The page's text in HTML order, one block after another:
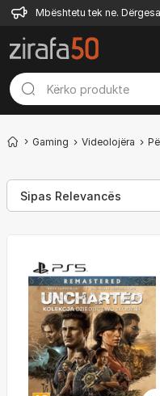
Mbështetu tek ne.
Gaming Videolojëra